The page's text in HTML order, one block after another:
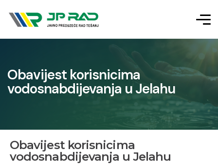
Obavijest korisnicima
vodosnabdijevanja u Jelahu
Obavijest korisnicima
vodosnabdijevanja u Jelahu